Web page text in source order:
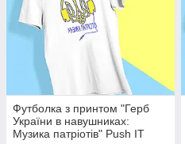
Футболка з принтом "Герб
України в навушниках:
Музика патріотів" Push IT